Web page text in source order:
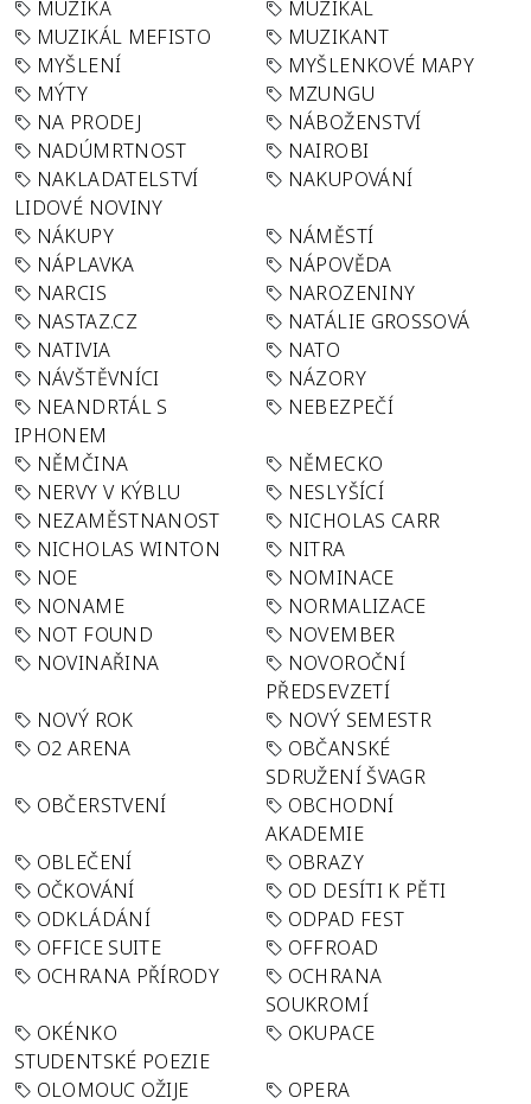
MUZIKA
MUZIKÁL
MUZIKÁL MEFISTO
MUZIKANT
MYŠLENÍ
MYŠLENKOVÉ MAPY
MÝTY
MZUNGU
NA PRODEJ
NÁBOŽENSTVÍ
NADÚMRTNOST
NAIROBI
NAKLADATELSTVÍ
LIDOVÉ NOVINY
NAKUPOVÁNÍ
NÁKUPY
NÁMĚSTÍ
NÁPLAVKA
NÁPOVĚDA
NARCIS
NAROZENINY
NASTAZ.CZ
NATÁLIE GROSSOVÁ
NATIVIA
NATO
NÁVŠTĚVNÍCI
NÁZORY
NEANDRTÁL S
IPHONEM
NEBEZPEČÍ
NĚMČINA
NĚMECKO
NERVY V KÝBLU
NESLYŠÍCÍ
NEZAMĚSTNANOST
NICHOLAS CARR
NICHOLAS WINTON
NITRA
NOE
NOMINACE
NONAME
NORMALIZACE
NOT FOUND
NOVEMBER
NOVINAŘINA
NOVOROČNÍ
PŘEDSEVZETÍ
NOVÝ ROK
NOVÝ SEMESTR
O2 ARENA
OBČANSKÉ
SDRUŽENÍ ŠVAGR
OBČERSTVENÍ
OBCHODNÍ
AKADEMIE
OBLEČENÍ
OBRAZY
OČKOVÁNÍ
OD DESÍTI K PĚTI
ODKLÁDÁNÍ
ODPAD FEST
OFFICE SUITE
OFFROAD
OCHRANA PŘÍRODY
OCHRANA
SOUKROMÍ
OKÉNKO
STUDENTSKÉ POEZIE
OKUPACE
OLOMOUC OŽIJE
OPERA